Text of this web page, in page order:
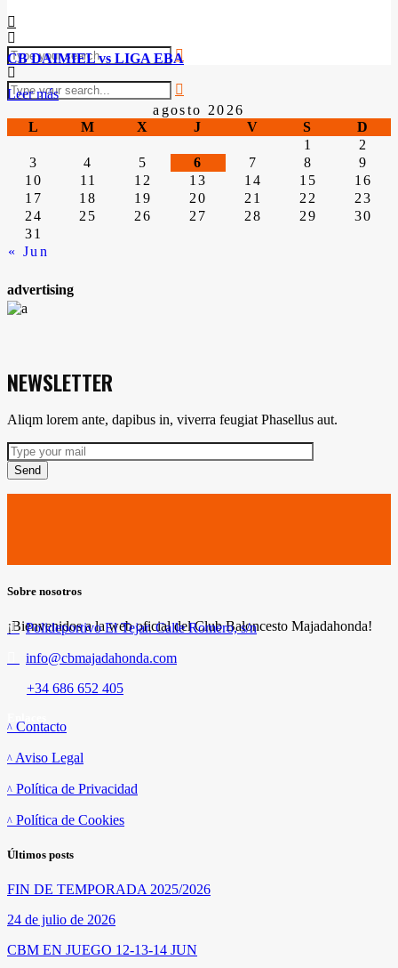
CB DAIMIEL vs LIGA EBA
Leer más
agosto 2026
L
M X J V S D
« Jun
1
2
3
4 5 6 7 8
9
10
11 12 13 14 15
16
17
18 19 20 21 22
23
24
25 26 27 28 29
30
31
advertising
NEWSLETTER
Aliqm lorem ante, dapibus in, viverra feugiat Phasellus aut.
Send
Sobre nosotros
¡Bienvenidos a la web oficial del Club Baloncesto Majadahonda!
Polideportivo El Tejar. Calle Romero, s/n
info@cbmajadahonda.com
+34 686 652 405
Contacto
Aviso Legal
Política de Privacidad
Política de Cookies
Últimos posts
FIN DE TEMPORADA 2025/2026
24 de julio de 2026
CBM EN JUEGO 12-13-14 JUN